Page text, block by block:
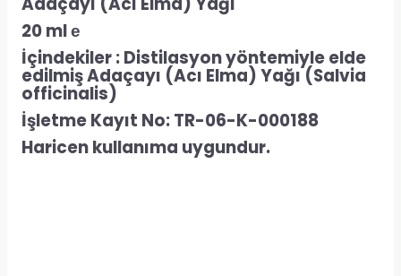
20 mlе
İçindekiler : Distilasyon yöntemiyle elde
edilmiş Adaçayı (Acı Elma) Yağı (Salvia
officinalis)
İşletme Kayıt No: TR-06-K-000188
Haricen kullanıma uygundur.